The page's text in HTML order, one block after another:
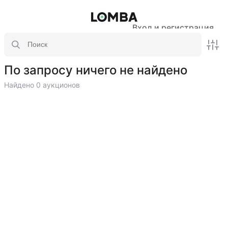
Вход и регистрация
По запросу ничего не найдено
Найдено 0 аукционов